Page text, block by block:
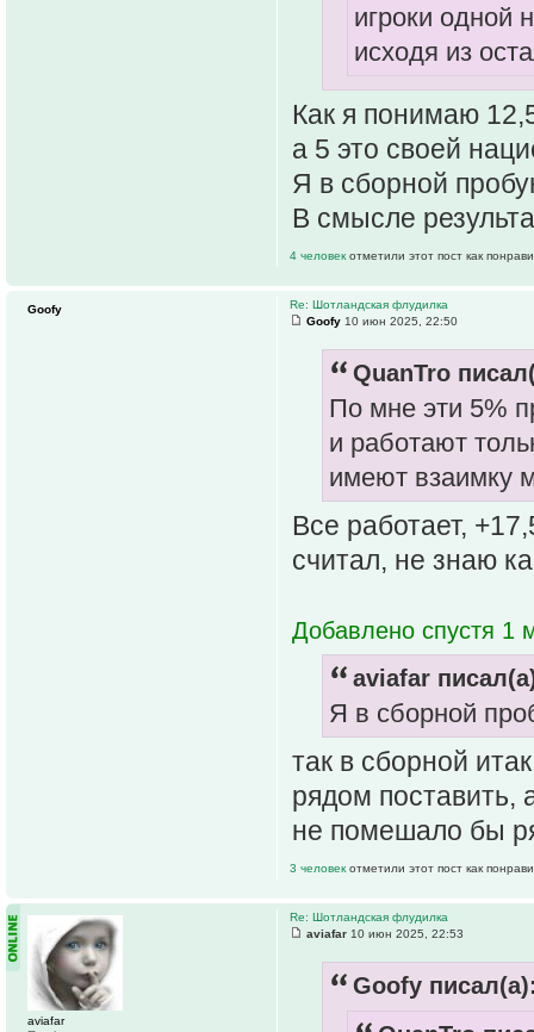
игроки одной
исходя из
Как я понимаю
а 5 это своей
Я в сборной
В смысле
4 человек отметили этот пост как
Re: Шотландская флудилка
Goofy 10 июн 2025, 22:50
QuanTro
По мне эти 5%
и работают
имеют взаимку
Все работает,
считал, не знаю
Добавлено спустя 1
aviafar
Я в сборной
так в сборной
рядом поставить,
не помешало бы
3 человек отметили этот пост как
Goofy
Re: Шотландская флудилка
aviafar 10 июн 2025, 22:53
Goofy
aviafar